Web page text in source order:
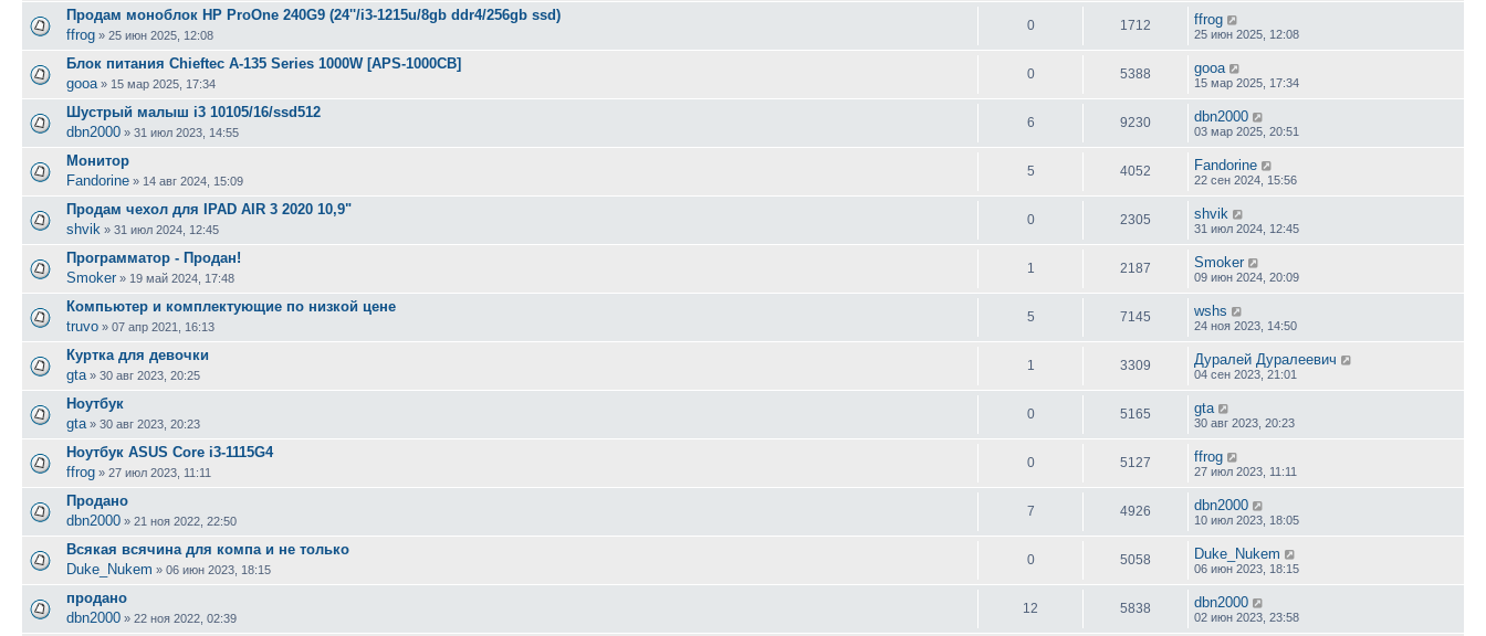
Продам моноблок HP ProOne 240G9 (24''/i3-1215u/8gb ddr4/256gb ssd)
ffrog » 25 июн 2025, 12:08
0 1712 ffrog
25 июн 2025, 12:08
Блок питания Chieftec A-135 Series 1000W [APS-1000CB]
gooa » 15 мар 2025, 17:34
0 5388 gooa
15 мар 2025, 17:34
Шустрый малыш i3 10105/16/ssd512
dbn2000 » 31 июл 2023, 14:55
6 9230 dbn2000
03 мар 2025, 20:51
Монитор
Fandorine » 14 авг 2024, 15:09
5 4052 Fandorine
22 сен 2024, 15:56
Продам чехол для IPAD AIR 3 2020 10,9"
shvik » 31 июл 2024, 12:45
0 2305 shvik
31 июл 2024, 12:45
Программатор - Продан!
Smoker » 19 май 2024, 17:48
1 2187 Smoker
09 июн 2024, 20:09
Компьютер и комплектующие по низкой цене
truvo » 07 апр 2021, 16:13
5 7145 wshs
24 ноя 2023, 14:50
Куртка для девочки
gta » 30 авг 2023, 20:25
1 3309 Дуралей Дуралеевич
04 сен 2023, 21:01
Ноутбук
gta » 30 авг 2023, 20:23
0 5165 gta
30 авг 2023, 20:23
Ноутбук ASUS Core i3-1115G4
ffrog » 27 июл 2023, 11:11
0 5127 ffrog
27 июл 2023, 11:11
Продано
dbn2000 » 21 ноя 2022, 22:50
7 4926 dbn2000
10 июл 2023, 18:05
Всякая всячина для компа и не только
Duke_Nukem » 06 июн 2023, 18:15
0 5058 Duke_Nukem
06 июн 2023, 18:15
продано
dbn2000 » 22 ноя 2022, 02:39
12 5838 dbn2000
02 июн 2023, 23:58